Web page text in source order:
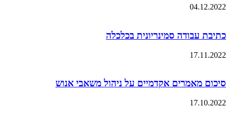
04.12.2022
כתיבת עבודה סמינריונית בכלכלה
17.11.2022
סיכום מאמרים אקדמיים על ניהול משאבי אנוש
17.10.2022